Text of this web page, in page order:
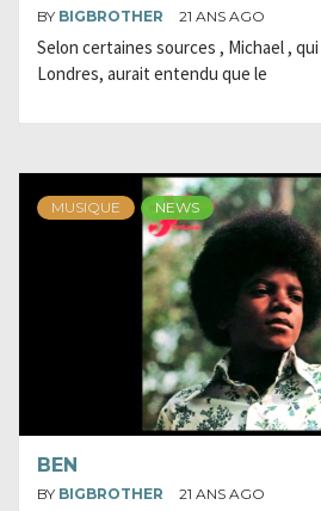
BY BIGBROTHER 21 ANS AGO
Selon certaines sources , Michael ,
Londres, aurait entendu que le
MUSIQUE NEWS
BEN
BY BIGBROTHER 21 ANS AGO